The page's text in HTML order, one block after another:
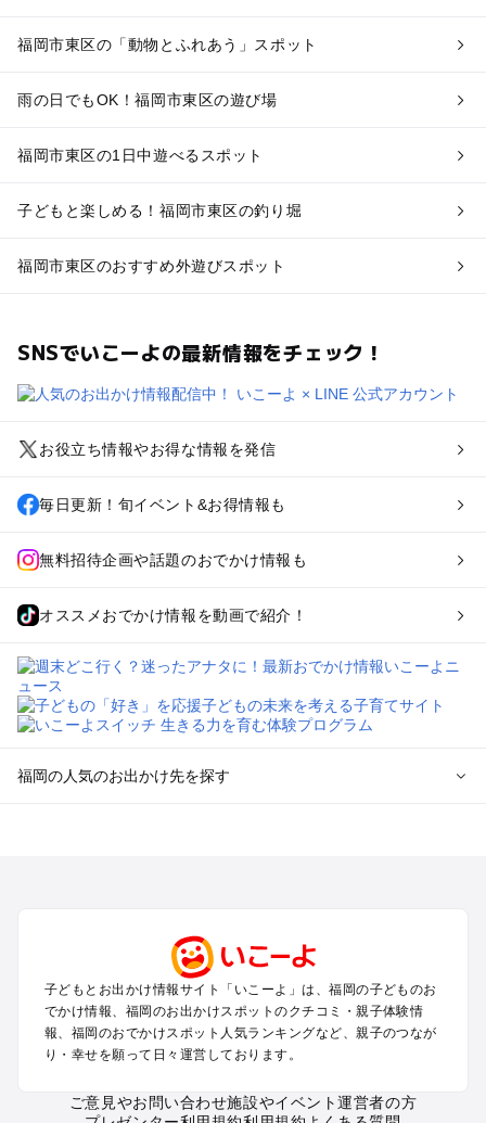
福岡市東区の「動物とふれあう」スポット
雨の日でもOK！福岡市東区の遊び場
福岡市東区の1日中遊べるスポット
子どもと楽しめる！福岡市東区の釣り堀
福岡市東区のおすすめ外遊びスポット
SNSでいこーよの最新情報をチェック！
お役立ち情報やお得な情報を発信
毎日更新！旬イベント&お得情報も
無料招待企画や話題のおでかけ情報も
オススメおでかけ情報を動画で紹介！
福岡の人気のお出かけ先を探す
柳川・八女・筑後のプールお出かけ
糸島・前原のプールお出かけ
太宰府・宗像のプールお出かけ
福岡の定番お出かけスポット
福岡の動物園
子どもとお出かけ情報サイト「いこーよ」は、福岡の子どものお
でかけ情報、福岡のお出かけスポットのクチコミ・親子体験情
報、福岡のおでかけスポット人気ランキングなど、親子のつなが
り・幸せを願って日々運営しております。
ご意見やお問い合わせ施設やイベント運営者の方